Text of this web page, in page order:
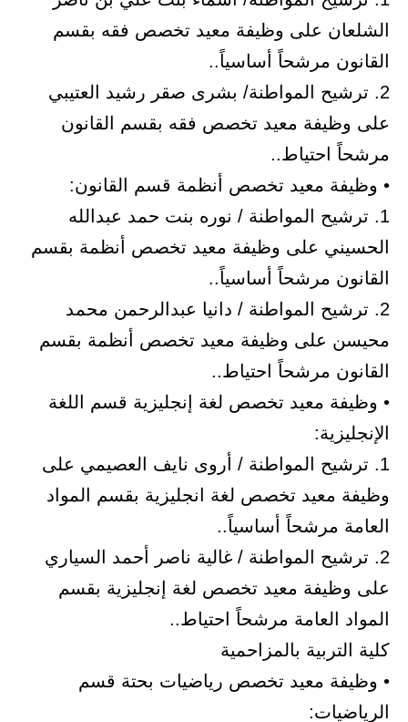
الشلعان على وظيفة معيد تخصص فقه بقسم
القانون مرشحاً أساسياً..
2. ترشيح المواطنة/ بشرى صقر رشيد العتيبي
على وظيفة معيد تخصص فقه بقسم القانون
مرشحاً احتياط..
• وظيفة معيد تخصص أنظمة قسم القانون:
1. ترشيح المواطنة / نوره بنت حمد عبدالله
الحسيني على وظيفة معيد تخصص أنظمة بقسم
القانون مرشحاً أساسياً..
2. ترشيح المواطنة / دانيا عبدالرحمن محمد
محيسن على وظيفة معيد تخصص أنظمة بقسم
القانون مرشحاً احتياط..
• وظيفة معيد تخصص لغة إنجليزية قسم اللغة
الإنجليزية:
1. ترشيح المواطنة / أروى نايف العصيمي على
وظيفة معيد تخصص لغة انجليزية بقسم المواد
العامة مرشحاً أساسياً..
2. ترشيح المواطنة / غالية ناصر أحمد السياري
على وظيفة معيد تخصص لغة إنجليزية بقسم
المواد العامة مرشحاً احتياط..
كلية التربية بالمزاحمية
• وظيفة معيد تخصص رياضيات بحتة قسم
الرياضيات: